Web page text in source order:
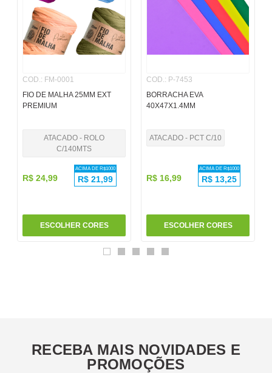
COD.: FM-0001
FIO DE MALHA 25MM EXT
PREMIUM
ATACADO - ROLO
C/140MTS
R$ 24,99
ACIMA DE R$1000
R$ 21,99
ESCOLHER CORES
COD.: P-7453
BORRACHA EVA
40X47X1.4MM
ATACADO - PCT C/10
R$ 16,99
ACIMA DE R$1000
R$ 13,25
ESCOLHER CORES
RECEBA MAIS NOVIDADES E
PROMOÇÕES
pincel
º papel
º barbante
10º pasta